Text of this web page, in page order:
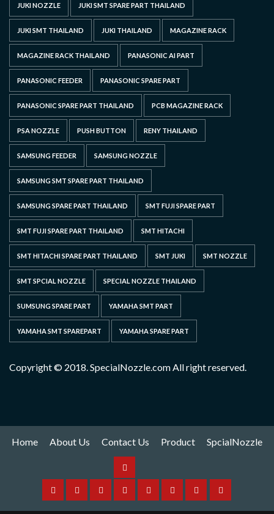
JUKI NOZZLE JUKI SMT SPARE PART THAILAND
JUKI SMT THAILAND JUKI THAILAND MAGAZINE RACK
MAGAZINE RACK THAILAND PANASONIC AI PART
PANASONIC FEEDER PANASONIC SPARE PART
PANASONIC SPARE PART THAILAND PCB MAGAZINE RACK
PSA NOZZLE PUSH BUTTON RENY THAILAND
SAMSUNG FEEDER SAMSUNG NOZZLE
SAMSUNG SMT SPARE PART THAILAND
SAMSUNG SPARE PART THAILAND SMT FUJI SPARE PART
SMT FUJI SPARE PART THAILAND SMT HITACHI
SMT HITACHI SPARE PART THAILAND SMT JUKI SMT NOZZLE
SMT SPCIAL NOZZLE SPECIAL NOZZLE THAILAND
SUMSUNG SPARE PART YAMAHA SMT PART
YAMAHA SMT SPAREPART YAMAHA SPARE PART
Copyright © 2018. SpecialNozzle.com All right reserved.
Home About Us Contact Us Product SpcialNozzle
HomeAboutContact
Product
SpareYamaha
I HitachiSpcialNozzle